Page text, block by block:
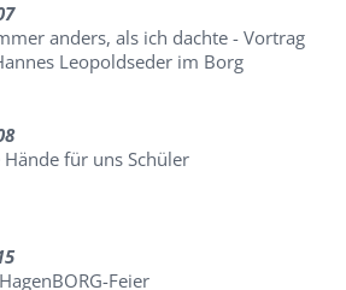
anders, als ich dachte - Vortrag
Leopoldseder im Borg
für uns Schüler
Feier